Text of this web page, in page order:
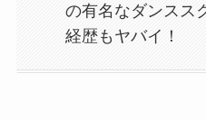
の有名なダンスス
経歴もヤバイ！